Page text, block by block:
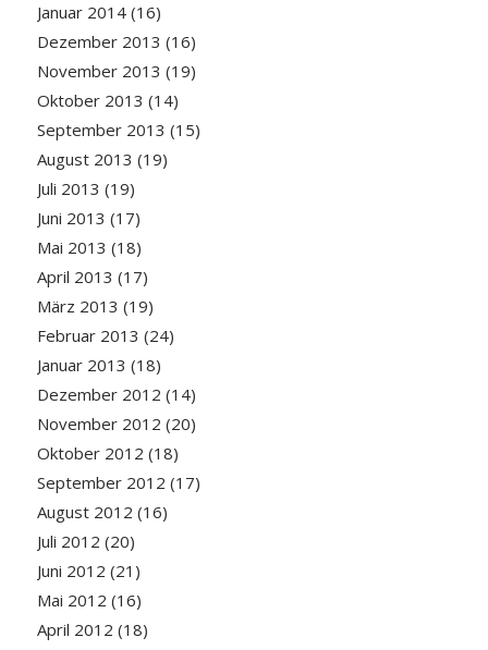
Januar 2014(16)
Dezember 2013 (16)
November 2013 (19)
Oktober 2013 (14)
September 2013 (15)
August 2013 (19)
Juli 2013 (19)
Juni 2013 (17)
Mai 2013 (18)
April 2013 (17)
März 2013 (19)
Februar 2013 (24)
Januar 2013 (18)
Dezember 2012 (14)
November 2012 (20)
Oktober 2012 (18)
September 2012 (17)
August 2012 (16)
Juli 2012 (20)
Juni 2012 (21)
Mai 2012 (16)
April 2012 (18)